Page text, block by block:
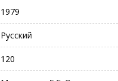
1979
Русский
120